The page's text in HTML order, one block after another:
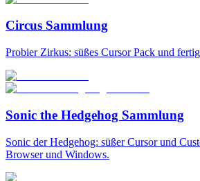
Circus Sammlung
Probier Zirkus: süßes Cursor Pack und
Sonic the Hedgehog Sammlung
Sonic der Hedgehog: süßer Cursor und
Browser und Windows.